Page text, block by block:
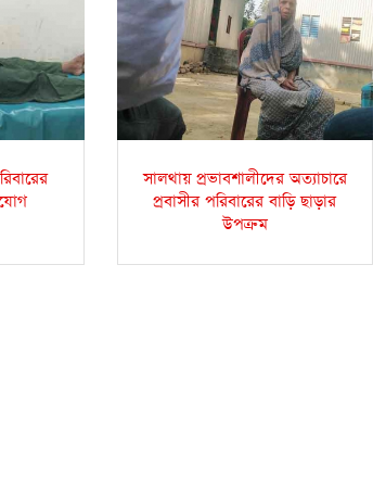
সালথায় প্রভাবশালীদের অত্যাচারে
প্রবাসীর পরিবারের বাড়ি ছাড়ার
উপক্রম